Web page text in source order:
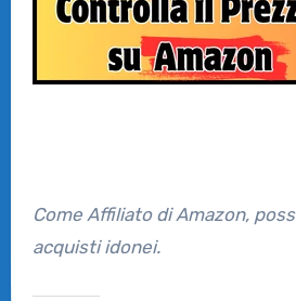
Come Affiliato di Amazon,
acquisti idonei.